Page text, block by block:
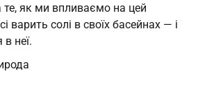
те, як ми впливаємо на цей
варить солі в своїх басейнах — і
неї.